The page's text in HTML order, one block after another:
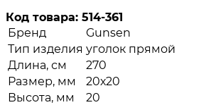
Код товара: 514-361
Бренд
Gunsen
Тип изделия уголок прямой
Длина, см
270
Размер, мм
20х20
Высота, мм
20